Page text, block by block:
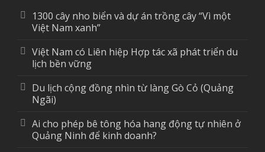
1300 cây nho biển và dự án trồng cây “Vì một
Việt Nam xanh”
Việt Nam có Liên hiệp Hợp tác xã phát triển du
lịch bền vững
Du lịch cộng đồng nhìn từ làng Gò Cỏ (Quảng
Ngãi)
Ai cho phép bê tông hóa hang động tự nhiên ở
Quảng Ninh để kinh doanh?